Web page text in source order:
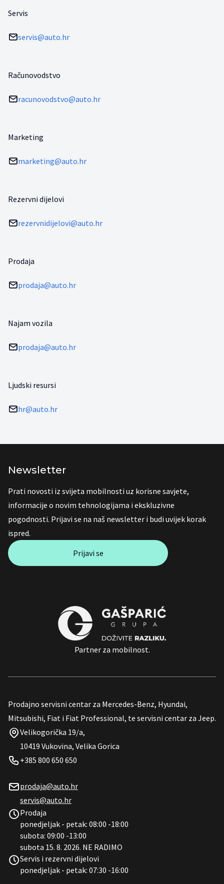
Servis
servis@auto.hr
Računovodstvo
racunovodstvo@auto.hr
Marketing
marketing@auto.hr
Rezervni dijelovi
rezervnidijelovi@auto.hr
Prodaja
prodaja@auto.hr
Najam vozila
prodaja@auto.hr
Ljudski resursi
hr@auto.hr
Newsletter
Prati novosti iz svijeta mobilnosti uz korisne savjete,
informacije o novim tehnologijama i ekskluzivne
pogodnosti. Prijavi se na naš newsletter i budi uvijek korak
ispred.
Prijavi se
Partner za mobilnost.
Prodajno servisni centar za Mercedes-Benz, Hyundai,
Mitsubishi, Fiat i Fiat Professional, te servisni centar za Jeep.
Velikogorička 19/a,
10419 Vukovina, Velika Gorica
+385 800 650 650
prodaja@auto.hr
servis@auto.hr
Prodaja
ponedjeljak - petak: 08:00 -18:00
subota: 09:00 -13:00
subota 15. 8. 2026. NE RADIMO
Servis i rezervni dijelovi
ponedjeljak - petak: 07:30 -16:00